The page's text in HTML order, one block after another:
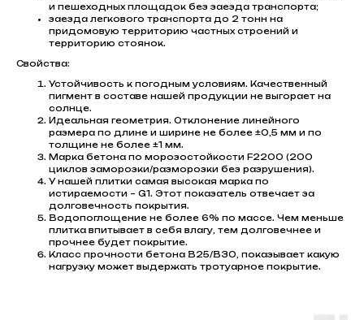
и пешеходных площадок без заезда транспорта;
заезда легкового транспорта до 2 тонн на
придомовую территорию частных строений и
территорию стоянок.
Свойства:
Устойчивость к погодным условиям. Качественный
пигмент в составе нашей продукции не выгорает на
солнце.
Идеальная геометрия. Отклонение линейного
размера по длине и ширине не более ±0,5 мм и по
толщине не более ±1 мм.
Марка бетона по морозостойкости F2200 (200
циклов заморозки/разморозки без разрушения).
У нашей плитки самая высокая марка по
истираемости – G1. Этот показатель отвечает за
долговечность покрытия.
Водопоглощение не более 6% по массе. Чем меньше
плитка впитывает в себя влагу, тем долговечнее и
прочнее будет покрытие.
Класс прочности бетона В25/В30, показывает какую
нагрузку может выдержать тротуарное покрытие.